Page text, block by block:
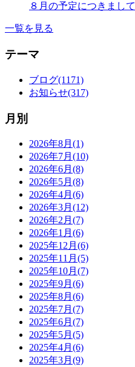
８月の予定につきまして
一覧を見る
テーマ
ブログ(1171)
お知らせ(317)
月別
2026年8月(1)
2026年7月(10)
2026年6月(8)
2026年5月(8)
2026年4月(6)
2026年3月(12)
2026年2月(7)
2026年1月(6)
2025年12月(6)
2025年11月(5)
2025年10月(7)
2025年9月(6)
2025年8月(6)
2025年7月(7)
2025年6月(7)
2025年5月(5)
2025年4月(6)
2025年3月(9)